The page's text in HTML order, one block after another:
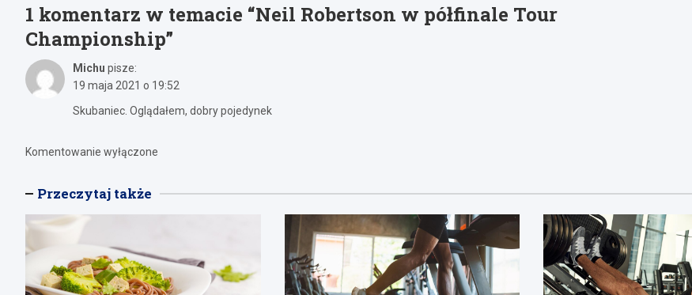
1 komentarz w temacie “Neil Robertson w półfinale Tour
Championship”
Michu pisze:
19 maja 2021 o 19:52
Skubaniec. Oglądałem, dobry pojedynek
Komentowanie wyłączone
Przeczytaj także